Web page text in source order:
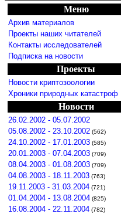
Меню
Архив материалов
Проекты наших читателей
Контакты исследователей
Подписка на новости
Проекты
Новости криптозоологии
Хроники природных катастроф
Новости
26.02.2002 - 05.07.2002
05.08.2002 - 23.10.2002 (562)
24.10.2002 - 17.01.2003 (585)
20.01.2003 - 07.04.2003 (709)
08.04.2003 - 01.08.2003 (709)
04.08.2003 - 18.11.2003 (763)
19.11.2003 - 31.03.2004 (721)
01.04.2004 - 13.08.2004 (825)
16.08.2004 - 22.11.2004 (782)